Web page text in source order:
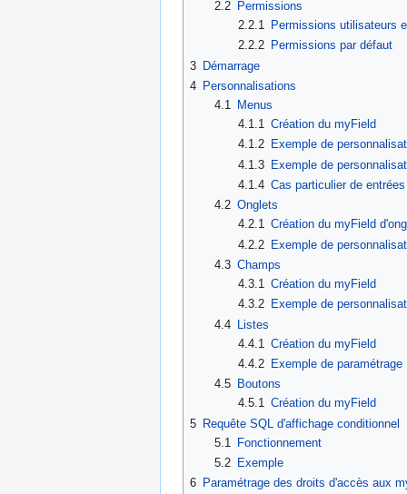
2.2
Permissions
2.2.1
Permissions utilisateurs
2.2.2 Permissions par défaut
3 Démarrage
4 Personnalisations
4.1
Menus
4.1.1
Création du myField
4.1.2 Exemple de
4.1.3 Exemple de
4.1.4 Cas particulier de
4.2 Onglets
4.2.1 Création du myField
4.2.2 Exemple de
4.3 Champs
4.3.1
Création du myField
4.3.2 Exemple de
4.4 Listes
4.4.1
Création du myField
4.4.2 Exemple de paramétrage
4.5
Boutons
4.5.1 Création du myField
5 Requête SQL d'affichage conditionnel
5.1
Fonctionnement
5.2
Exemple
6 Paramétrage des droits d'accès aux